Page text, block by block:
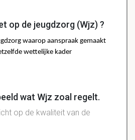
op de jeugdzorg (Wjz) ?
waarop aanspraak gemaakt
wettelijke kader
wat Wjz zoal regelt.
op de kwaliteit van de